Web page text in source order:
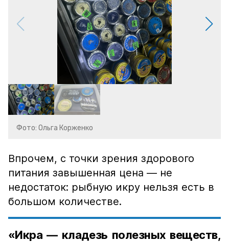
Фото: Ольга Корженко
Впрочем, с точки зрения здорового
питания завышенная цена — не
недостаток: рыбную икру нельзя есть в
большом количестве.
«Икра — кладезь полезных веществ,